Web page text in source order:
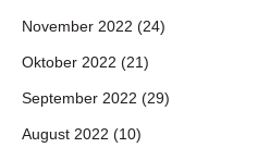
November 2022 (24)
Oktober 2022 (21)
September 2022 (29)
August 2022 (10)